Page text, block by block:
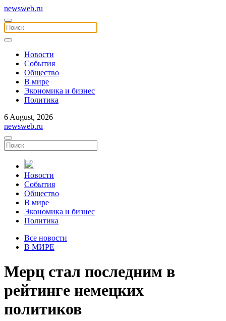
newsweb.ru
Новости
События
Общество
В мире
Экономика и бизнес
Политика
6 August, 2026
newsweb.ru
Новости
События
Общество
В мире
Экономика и бизнес
Политика
Все новости
В МИРЕ
Мерц стал последним в
рейтинге немецких
политиков